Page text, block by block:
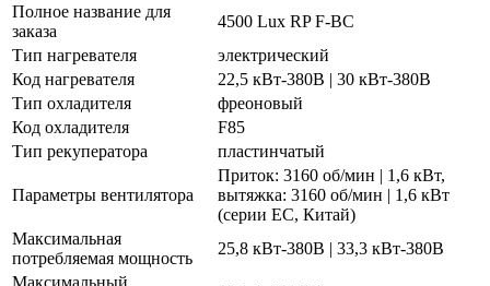
Полное название для
заказа
4500 Lux RP F-BC
Тип нагревателя
электрический
Код нагревателя
22,5 кВт-380В | 30 кВт-380В
Тип охладителя
фреоновый
Код охладителя
F85
Тип рекуператора
пластинчатый
Параметры вентилятора
Приток: 3160 об/мин | 1,6 кВт,
вытяжка: 3160 об/мин | 1,6 кВт
(серии EC, Китай)
Максимальная
потребляемая мощность
25,8 кВт-380В | 33,3 кВт-380В
Максимальный